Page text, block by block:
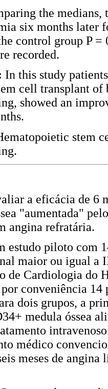
the medians,
six months later
control group P
recorded.
In this study
cell transplant
showed an
stem
a eficácia de 6
"aumentada"
angina refratária.
estudo piloto com
maior ou igual
de Cardiologia do
conveniência
dois grupos, a
medula óssea
médico
meses de